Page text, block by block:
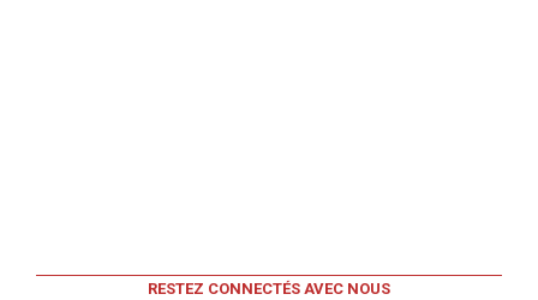
RESTEZ CONNECTÉS AVEC NOUS